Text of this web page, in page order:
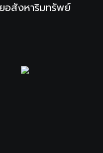
อสังหาริมทรัพย์